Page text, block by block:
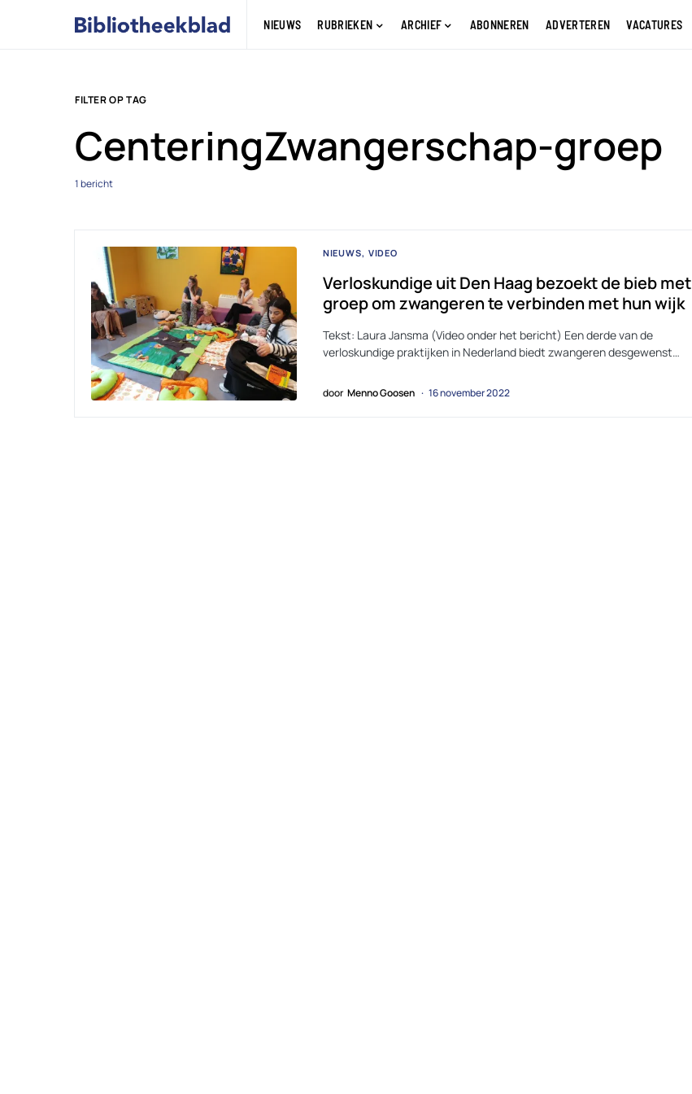
NIEUWS RUBRIEKEN ARCHIEF ABONNEREN ADVERTEREN VACATURES
FILTER OP TAG
CenteringZwangerschap-groep
1 bericht
NIEUWS VIDEO
Verloskundige uit Den Haag bezoekt de bieb met
groep om zwangeren te verbinden met hun wijk
Tekst: Laura Jansma (Video onder het bericht) Een derde van de
verloskundige praktijken in Nederland biedt zwangeren desgewenst…
door Menno Goosen 16 november 2022